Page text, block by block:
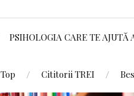
PSIHOLOGIA CARE TE AJUTĂ
Top Cititorii TREI